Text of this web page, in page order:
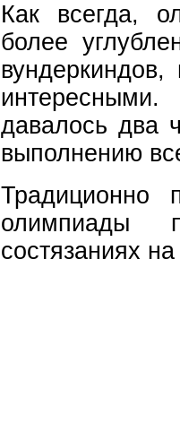
Как всегда,
более
давалось два
выполнению
Традиционно
олимпиады
состязаниях